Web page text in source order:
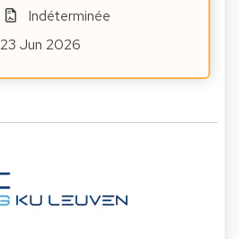
Indéterminée
23 Jun 2026